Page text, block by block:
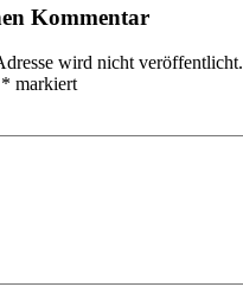
Kommentar
wird nicht veröffentlicht.
* markiert